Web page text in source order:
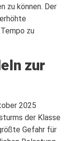
zu können. Der
zu
zur
2025
der Klasse
Gefahr für